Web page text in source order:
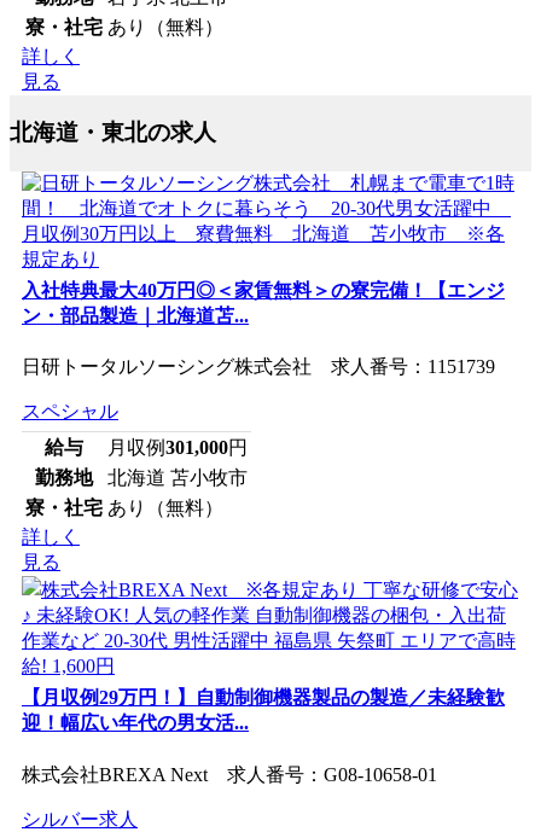
寮・社宅 あり（無料）
詳しく
見る
北海道・東北の求人
入社特典最大40万円◎＜家賃無料＞の寮完備！【エンジ
ン・部品製造｜北海道苫...
日研トータルソーシング株式会社 求人番号：1151739
スペシャル
給与
月収例301,000円
勤務地
北海道 苫小牧市
寮・社宅 あり（無料）
詳しく
見る
【月収例29万円！】自動制御機器製品の製造／未経験歓
迎！幅広い年代の男女活...
株式会社BREXA Next 求人番号：G08-10658-01
シルバー求人